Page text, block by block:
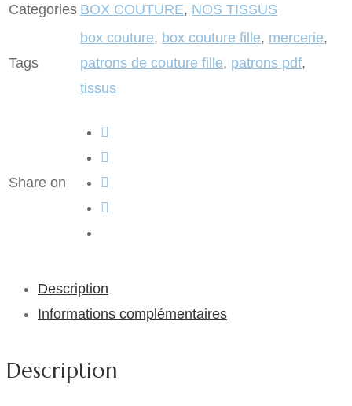
Categories BOX COUTURE, NOS TISSUS
Tags
box couture, box couture fille, mercerie,
patrons de couture fille, patrons pdf,
tissus
Share on
Description
Informations complémentaires
Description